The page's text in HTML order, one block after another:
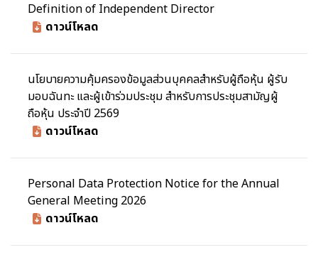
Definition of Independent Director
ดาวน์โหลด
นโยบายความคุ้มครองข้อมูลส่วนบุคคลสำหรับผู้ถือหุ้น ผู้รับ
มอบฉันทะ และผู้เข้าร่วมประชุม สำหรับการประชุมสามัญผู้
ถือหุ้น ประจำปี 2569
ดาวน์โหลด
Personal Data Protection Notice for the Annual
General Meeting 2026
ดาวน์โหลด